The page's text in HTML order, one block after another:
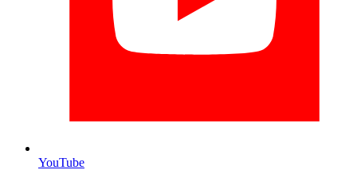
YouTube